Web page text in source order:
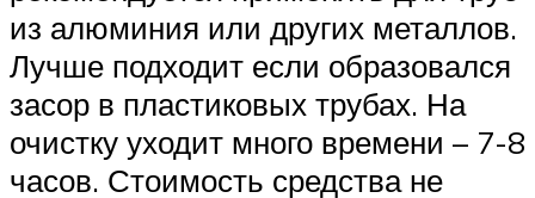
из алюминия или других металлов.
Лучше подходит если образовался
засор в пластиковых трубах. На
очистку уходит много времени – 7-8
часов. Стоимость средства не